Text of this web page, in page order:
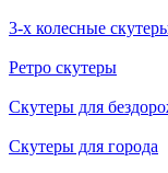
3-х колесные
Ретро скутеры
Скутеры для
Скутеры для города